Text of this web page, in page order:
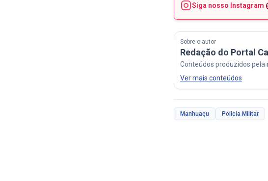
Siga nosso Instagram
Sobre o autor
Redação do Portal
Conteúdos produzidos pela
Ver mais conteúdos
Manhuaçu Polícia Militar